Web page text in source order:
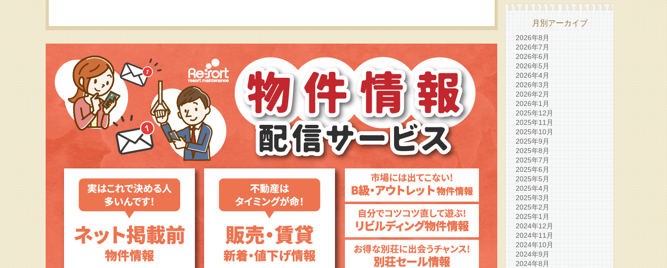
月別アーカイブ
2026年8月
2026年7月
2026年6月
2026年5月
2026年4月
2026年3月
2026年2月
2026年1月
2025年12月
2025年11月
2025年10月
2025年9月
2025年8月
2025年7月
2025年6月
2025年5月
2025年4月
2025年3月
2025年2月
2025年1月
2024年12月
2024年11月
2024年10月
2024年9月
2024年8月